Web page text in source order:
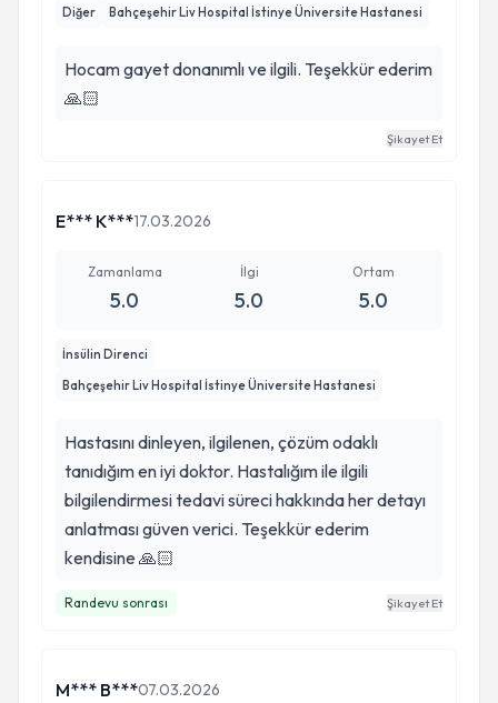
Diğer Bahçeşehir Liv Hospital İstinye Üniversite Hastanesi
Hocam gayet donanımlı ve ilgili. Teşekkür ederim
🙏🏻
Şikayet Et
E*** K***17.03.2026
Zamanlama
5.0
İlgi
5.0
Ortam
5.0
İnsülin Direnci
Bahçeşehir Liv Hospital İstinye Üniversite Hastanesi
Hastasını dinleyen, ilgilenen, çözüm odaklı
tanıdığım en iyi doktor. Hastalığım ile ilgili
bilgilendirmesi tedavi süreci hakkında her detayı
anlatması güven verici. Teşekkür ederim
kendisine 🙏🏻
Randevu sonrası Şikayet Et
M*** B***07.03.2026